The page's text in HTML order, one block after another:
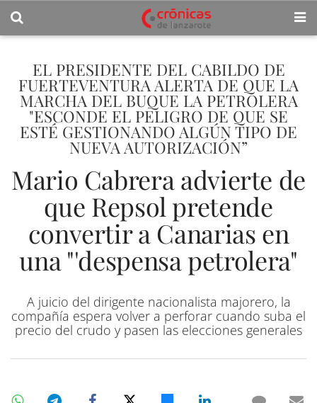
EL PRESIDENTE DEL CABILDO DE
FUERTEVENTURA ALERTA DE QUE LA
MARCHA DEL BUQUE LA PETROLERA
"ESCONDE EL PELIGRO DE QUE SE
ESTÉ GESTIONANDO ALGÚN TIPO DE
NUEVA AUTORIZACIÓN”
Mario Cabrera advierte de
que Repsol pretende
convertir a Canarias en
una "'despensa petrolera"
A juicio del dirigente nacionalista majorero, la
compañía espera volver a perforar cuando suba el
precio del crudo y pasen las elecciones generales